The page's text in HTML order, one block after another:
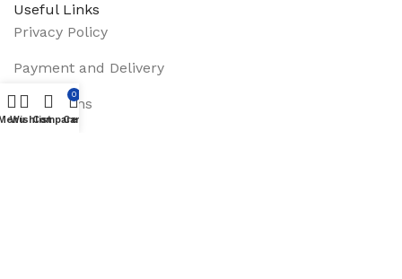
Useful Links
Privacy Policy
Payment and Delivery
Promotions
WishlistCompare
0
Cart